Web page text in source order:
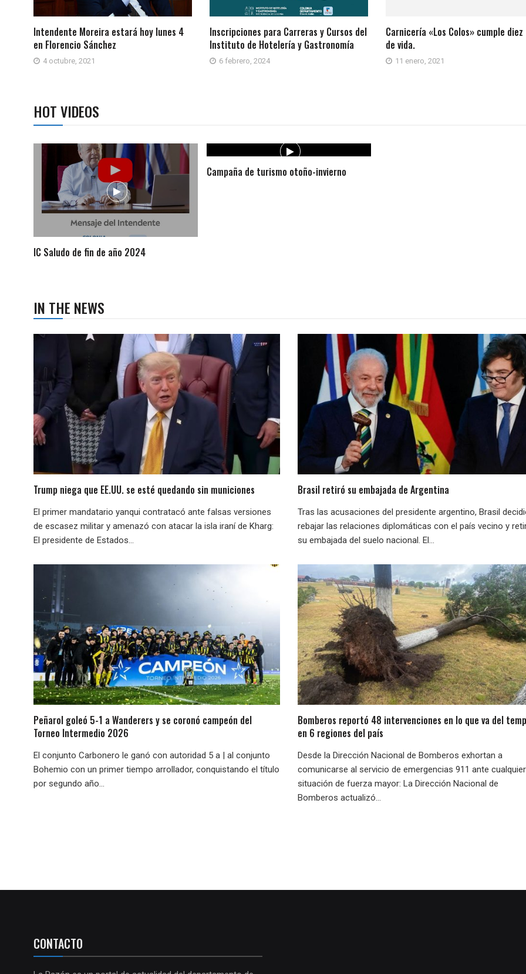
Intendente Moreira estará hoy lunes 4
en Florencio Sánchez
4 octubre, 2021
Inscripciones para Carreras y Cursos del
Instituto de Hotelería y Gastronomía
6 febrero, 2024
Carnicería «Los Colos» cumple diez
de vida.
11 enero, 2021
HOT VIDEOS
IC Saludo de fin de año 2024
Campaña de turismo otoño-invierno
IN THE NEWS
Trump niega que EE.UU. se esté quedando sin municiones
El primer mandatario yanqui contratacó ante falsas versiones
de escasez militar y amenazó con atacar la isla iraní de Kharg:
El presidente de Estados...
Brasil retiró su embajada de Argentina
Tras las acusaciones del presidente argentino, Brasil
rebajar las relaciones diplomáticas con el país vecino y
su embajada del suelo nacional. El...
Peñarol goleó 5-1 a Wanderers y se coronó campeón del
Torneo Intermedio 2026
El conjunto Carbonero le ganó con autoridad 5 a | al conjunto
Bohemio con un primer tiempo arrollador, conquistando el título
por segundo año...
Bomberos reportó 48 intervenciones en lo que va del
en 6 regiones del país
Desde la Dirección Nacional de Bomberos exhortan a
comunicarse al servicio de emergencias 911 ante cualquier
situación de fuerza mayor: La Dirección Nacional de
Bomberos actualizó...
CONTACTO